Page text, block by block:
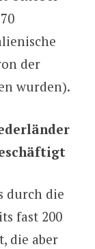
der
wurden).
durch die
fast 200
die aber